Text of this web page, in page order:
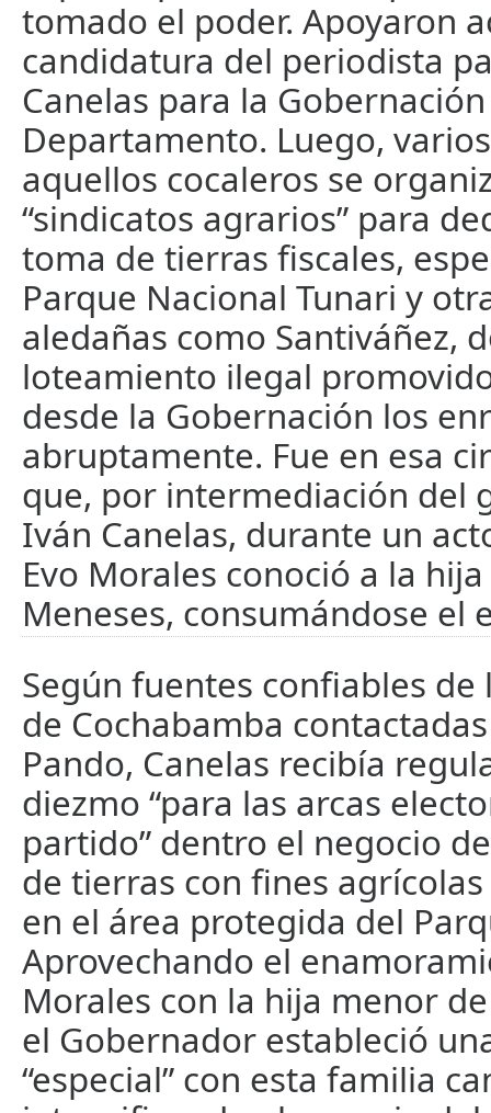
tomado el poder. Apoyaron
candidatura del periodista
Canelas para la
Departamento. Luego,
aquellos cocaleros se
“sindicatos agrarios” para
toma de tierras fiscales,
Parque Nacional Tunari y
aledañas como Santiváñez,
loteamiento ilegal
desde la Gobernación los
abruptamente. Fue en esa
que, por intermediación del
Iván Canelas, durante un
Evo Morales conoció a la
Meneses, consumándose el
Según fuentes confiables de
de Cochabamba
Pando, Canelas recibía
diezmo “para las arcas
partido” dentro el negocio
de tierras con fines
en el área protegida del
Aprovechando el
Morales con la hija menor
el Gobernador estableció
“especial” con esta familia